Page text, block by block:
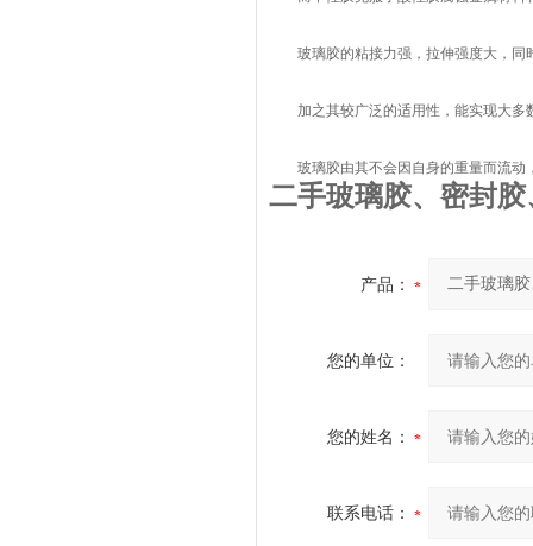
玻璃胶的粘接力强，拉伸强度大，同
加之其较广泛的适用性，能实现大多
玻璃胶由其不会因自身的重量而流动
二手玻璃胶、密封
产品：
您的单位：
您的姓名：
联系电话：